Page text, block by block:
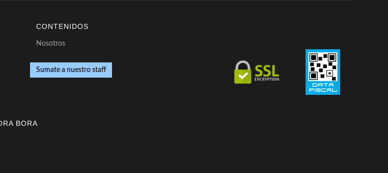
CONTENIDOS
Nosotros
Sumate a nuestro staff
BORA